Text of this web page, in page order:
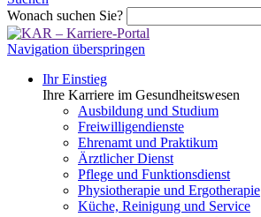
Wonach suchen Sie?
Navigation überspringen
Ihr Einstieg
Ihre Karriere im Gesundheitswesen
Ausbildung und Studium
Freiwilligendienste
Ehrenamt und Praktikum
Ärztlicher Dienst
Pflege und Funktionsdienst
Physiotherapie und Ergotherapie
Küche, Reinigung und Service